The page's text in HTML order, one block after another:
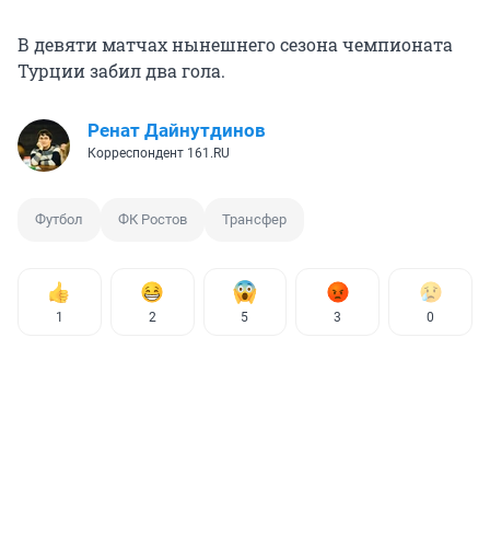
В девяти матчах нынешнего сезона чемпионата
Турции забил два гола.
Ренат Дайнутдинов
Корреспондент 161.RU
Футбол ФК Ростов Трансфер
1 2 5 3 0